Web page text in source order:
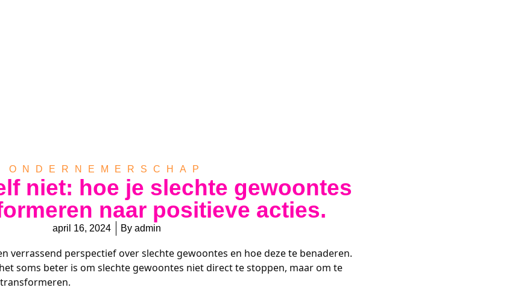
ONDERNEMERSCHAP
niet: hoe je slechte gewoontes
naar positieve acties.
april 16, 2024 By admin
verrassend perspectief over slechte gewoontes en hoe deze te benaderen.
soms beter is om slechte gewoontes niet direct te stoppen, maar om te